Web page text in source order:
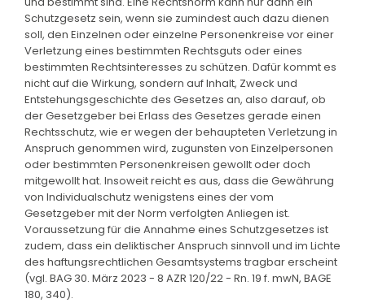
Schutzgesetz sein, wenn sie zumindest auch dazu dienen
soll, den Einzelnen oder einzelne Personenkreise vor einer
Verletzung eines bestimmten Rechtsguts oder eines
bestimmten Rechtsinteresses zu schützen. Dafür kommt es
nicht auf die Wirkung, sondern auf Inhalt, Zweck und
Entstehungsgeschichte des Gesetzes an, also darauf, ob
der Gesetzgeber bei Erlass des Gesetzes gerade einen
Rechtsschutz, wie er wegen der behaupteten Verletzung in
Anspruch genommen wird, zugunsten von Einzelpersonen
oder bestimmten Personenkreisen gewollt oder doch
mitgewollt hat. Insoweit reicht es aus, dass die Gewährung
von Individualschutz wenigstens eines der vom
Gesetzgeber mit der Norm verfolgten Anliegen ist.
Voraussetzung für die Annahme eines Schutzgesetzes ist
zudem, dass ein deliktischer Anspruch sinnvoll und im Lichte
des haftungsrechtlichen Gesamtsystems tragbar erscheint
(vgl. BAG 30. März 2023 - 8 AZR 120/22 - Rn. 19 f. mwN, BAGE
180, 340).